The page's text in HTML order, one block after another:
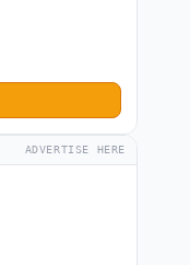
ADVERTISE HERE